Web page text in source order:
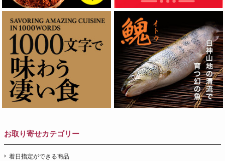
お取り寄せカテゴリー
着日指定ができる商品